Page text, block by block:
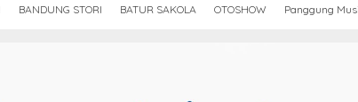
BANDUNG STORI BATUR SAKOLA OTOSHOW Panggung